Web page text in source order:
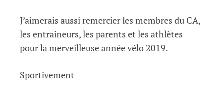
J’aimerais aussi remercier les membres du CA,
les entraineurs, les parents et les athlètes
pour la merveilleuse année vélo 2019.
Sportivement